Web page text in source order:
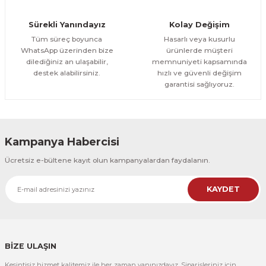
300,00 TL %25
CeSht
CeSht
Pembe Fonlu Good Things Are Coming Yazılı Tek Parça Ahşap Çerçeveli
500,00 TL
Sürekli Yanındayız
Tüm süreç boyunca
WhatsApp üzerinden bize
dilediğiniz an ulaşabilir,
destek alabilirsiniz.
Kolay Değişim
Hasarlı veya kusurlu
ürünlerde müşteri
memnuniyeti kapsamında
hızlı ve güvenli değişim
garantisi sağlıyoruz.
Kampanya Habercisi
Ücretsiz e-bültene kayıt olun kampanyalardan faydalanın.
KAYDET
BİZE ULAŞIN